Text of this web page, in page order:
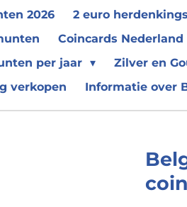
2026 2 euro
Coincards Nederland
per jaar Zilver en
verkopen Informatie over